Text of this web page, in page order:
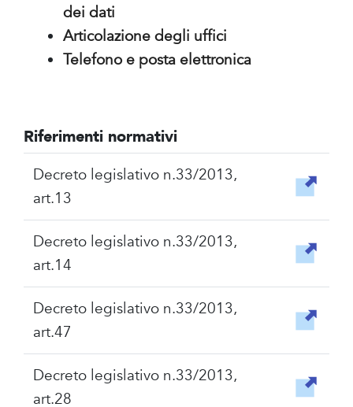
dei dati
Articolazione degli uffici
Telefono e posta elettronica
Riferimenti normativi
Decreto legislativo n.33/2013,
art.13
Decreto legislativo n.33/2013,
art.14
Decreto legislativo n.33/2013,
art.47
Decreto legislativo n.33/2013,
art.28